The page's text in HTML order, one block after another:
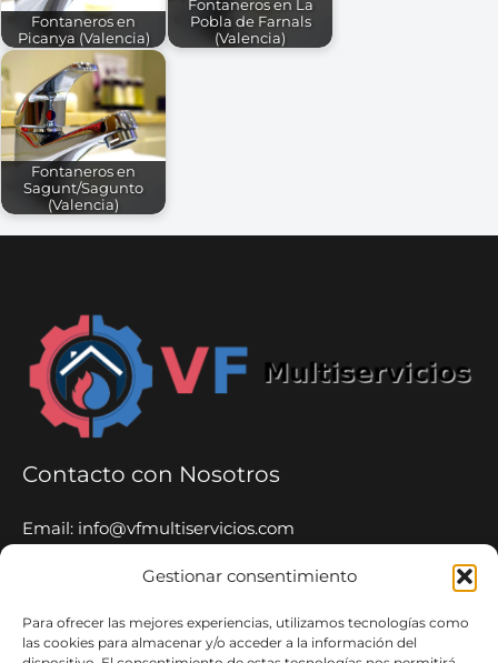
Gestionar consentimiento
Para ofrecer las mejores experiencias, utilizamos tecnologías como
las cookies para almacenar y/o acceder a la información del
Fontaneros en
Picanya (Valencia)
Fontaneros en La
Pobla de Farnals
(Valencia)
Fontaneros en
Sagunt/Sagunto
(Valencia)
Contacto con Nosotros
Email: info@vfmultiservicios.com
Whatsapp: 653 65 52 06
VF Multiservicios